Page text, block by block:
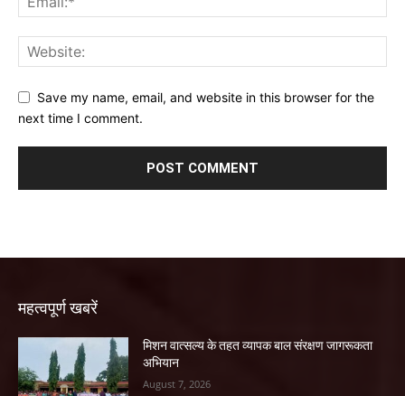
Save my name, email, and website in this browser for the
next time I comment.
महत्वपूर्ण खबरें
मिशन वात्सल्य के तहत व्यापक बाल संरक्षण जागरूकता
अभियान
August 7, 2026